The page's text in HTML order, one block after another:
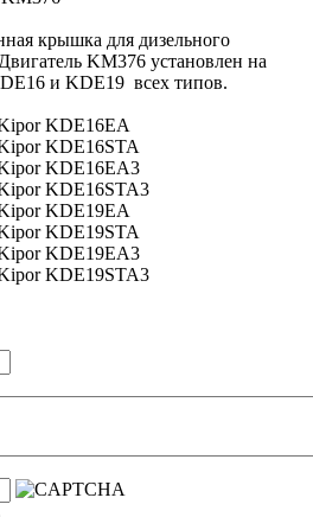
крышка для дизельного
KM376 установлен на
и KDE19 всех типов.
KDE16EA
KDE16STA
KDE16EA3
KDE16STA3
KDE19EA
KDE19STA
KDE19EA3
KDE19STA3